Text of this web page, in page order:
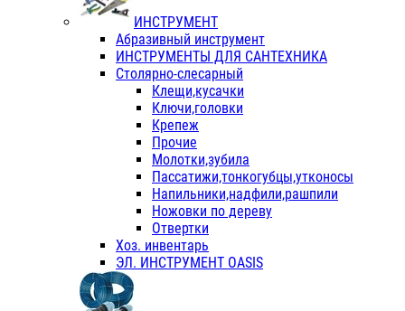
ИНСТРУМЕНТ
Абразивный инструмент
ИНСТРУМЕНТЫ ДЛЯ САНТЕХНИКА
Столярно-слесарный
Клещи,кусачки
Ключи,головки
Крепеж
Прочие
Молотки,зубила
Пассатижи,тонкогубцы,утконосы
Напильники,надфили,рашпили
Ножовки по дереву
Отвертки
Хоз. инвентарь
ЭЛ. ИНСТРУМЕНТ OASIS